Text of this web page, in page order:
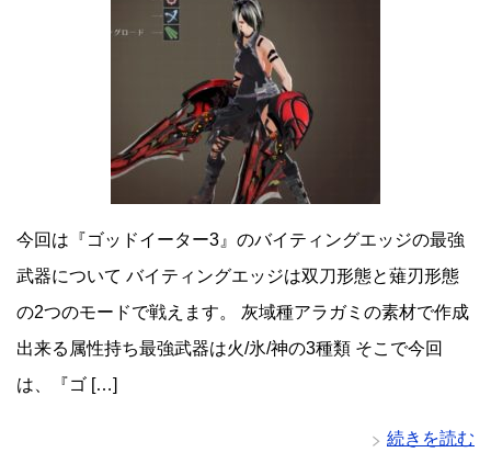
今回は『ゴッドイーター3』のバイティングエッジの最強
武器について バイティングエッジは双刀形態と薙刃形態
の2つのモードで戦えます。 灰域種アラガミの素材で作成
出来る属性持ち最強武器は火/氷/神の3種類 そこで今回
は、『ゴ […]
続きを読む